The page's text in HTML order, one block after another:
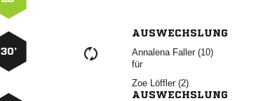
30’
AUSWECHSLUNG
  
für
  
AUSWECHSLUNG